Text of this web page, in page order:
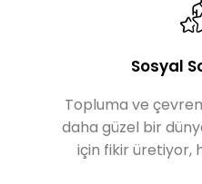
Sosyal
Topluma ve
daha güzel bir
için fikir üretiyor,